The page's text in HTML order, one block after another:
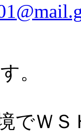
。
でＷ